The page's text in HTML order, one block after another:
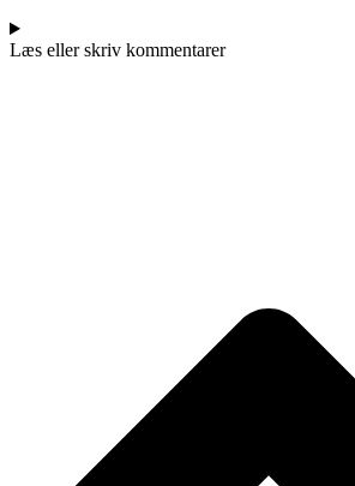
Læs eller skriv kommentarer